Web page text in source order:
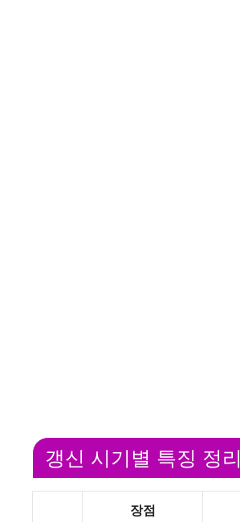
갱신 시기별 특징 정리
장점